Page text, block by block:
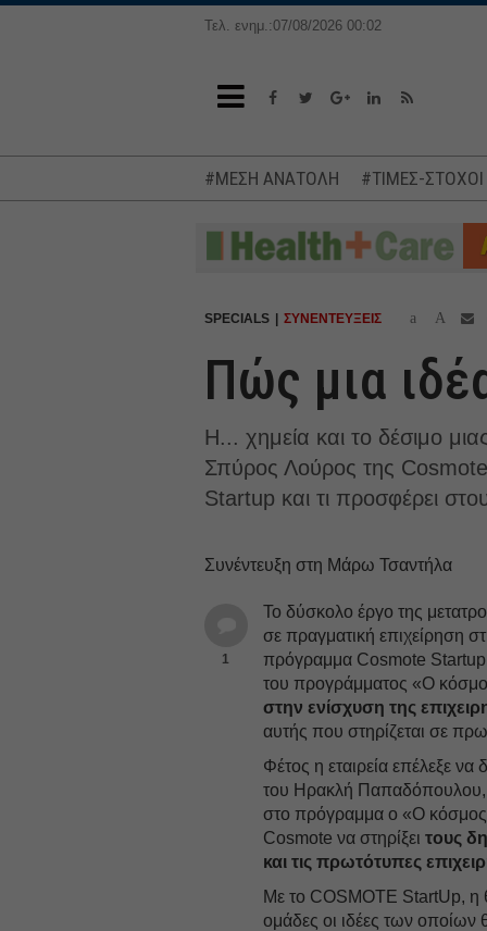
Τελ. ενημ.:07/08/2026 00:02
#ΜΕΣΗ ΑΝΑΤΟΛΗ #ΤΙΜΕΣ-
SPECIALS ΣΥΝΕΝΤΕΥΞΕΙΣ a A
Πώς μια
Η... χημεία και το δέσιμο
Σπύρος Λούρος της
Startup και τι προσφέρει
Συνέντευξη στη Μάρω Τσαντήλα
1
Το δύσκολο έργο της
σε πραγματική επιχείρηση
πρόγραμμα Cosmote Startup.
του προγράμματος «Ο
στην ενίσχυση της
αυτής που στηρίζεται σε
Φέτος η εταιρεία επέλεξε
του Ηρακλή Παπαδόπουλου,
στο πρόγραμμα ο «Ο
Cosmote να στηρίξειτους
και τις πρωτότυπες
Με το COSMOTE StartUp, η
ομάδες οι ιδέες των οποίων